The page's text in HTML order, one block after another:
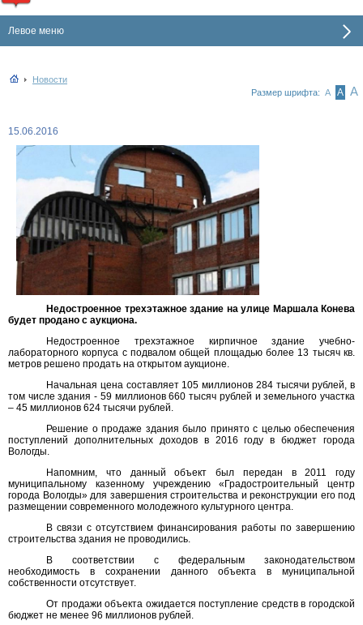
Левое меню
Новости
Размер шрифта: А А А
15.06.2016
Недостроенное трехэтажное здание на улице Маршала Конева
будет продано с аукциона.
Недостроенное трехэтажное кирпичное здание учебно-
лабораторного корпуса с подвалом общей площадью более 13 тысяч кв.
метров решено продать на открытом аукционе.
Начальная цена составляет 105 миллионов 284 тысячи рублей, в
том числе здания - 59 миллионов 660 тысяч рублей и земельного участка
– 45 миллионов 624 тысячи рублей.
Решение о продаже здания было принято с целью обеспечения
поступлений дополнительных доходов в 2016 году в бюджет города
Вологды.
Напомним, что данный объект был передан в 2011 году
муниципальному казенному учреждению «Градостроительный центр
города Вологды» для завершения строительства и реконструкции его под
размещении современного молодежного культурного центра.
В связи с отсутствием финансирования работы по завершению
строительства здания не проводились.
В соответствии с федеральным законодательством
необходимость в сохранении данного объекта в муниципальной
собственности отсутствует.
От продажи объекта ожидается поступление средств в городской
бюджет не менее 96 миллионов рублей.